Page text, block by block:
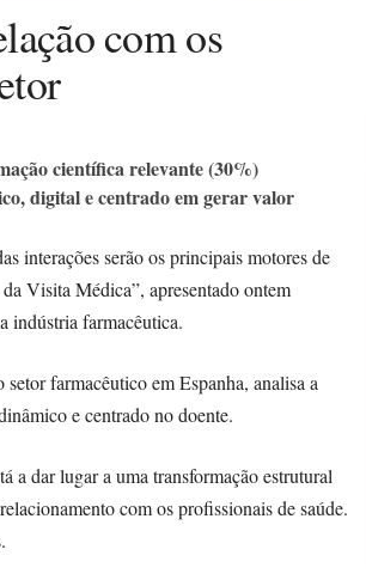
com os
científica relevante (30%)
digital e centrado em gerar valor
interações serão os principais motores de
Visita Médica”, apresentado ontem
indústria farmacêutica.
farmacêutico em Espanha, analisa a
e centrado no doente.
a dar lugar a uma transformação estrutural
com os profissionais de saúde.